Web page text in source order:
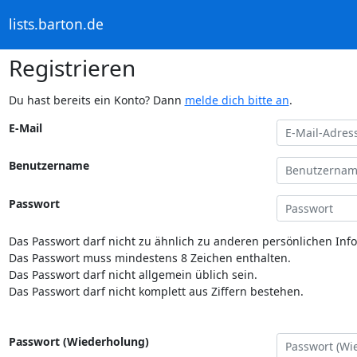
lists.barton.de
Registrieren
Du hast bereits ein Konto? Dann melde dich bitte an.
E-Mail
Benutzername
Passwort
Das Passwort darf nicht zu ähnlich zu anderen persönlichen
Das Passwort muss mindestens 8 Zeichen enthalten.
Das Passwort darf nicht allgemein üblich sein.
Das Passwort darf nicht komplett aus Ziffern bestehen.
Passwort (Wiederholung)